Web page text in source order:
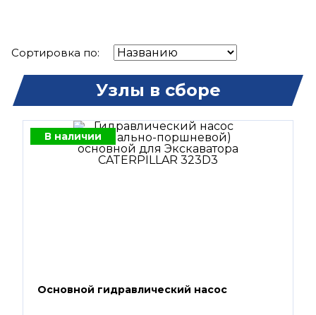
Сортировка по:
Узлы в сборе
В наличии
Основной гидравлический насос